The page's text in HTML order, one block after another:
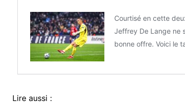
Courtisé en cette
Jeffrey De Lange ne
bonne offre. Voici le
Lire aussi :